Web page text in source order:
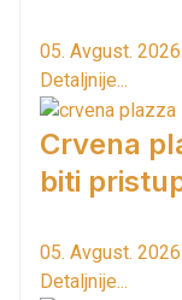
05. Avgust. 2026.
Detaljnije...
Crvena
biti
05. Avgust. 2026.
Detaljnije...